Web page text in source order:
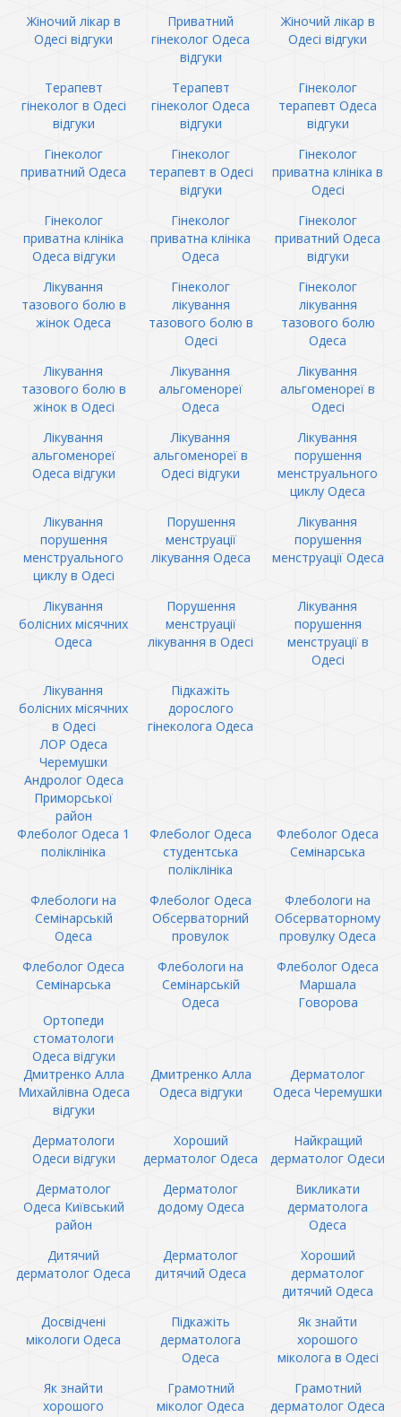
Жіночий лікар в
Одесі відгуки
Приватний
гінеколог Одеса
відгуки
Жіночий лікар в
Одесі відгуки
Терапевт
гінеколог в Одесі
відгуки
Терапевт
гінеколог Одеса
відгуки
Гінеколог
терапевт Одеса
відгуки
Гінеколог
приватний Одеса
Гінеколог
терапевт в Одесі
відгуки
Гінеколог
приватна клініка в
Одесі
Гінеколог
приватна клініка
Одеса відгуки
Гінеколог
приватна клініка
Одеса
Гінеколог
приватний Одеса
відгуки
Лікування
тазового болю в
жінок Одеса
Гінеколог
лікування
тазового болю в
Одесі
Гінеколог
лікування
тазового болю
Одеса
Лікування
тазового болю в
жінок в Одесі
Лікування
альгоменореї
Одеса
Лікування
альгоменореї в
Одесі
Лікування
альгоменореї
Одеса відгуки
Лікування
альгоменореї в
Одесі відгуки
Лікування
порушення
менструального
циклу Одеса
Лікування
порушення
менструального
циклу в Одесі
Порушення
менструації
лікування Одеса
Лікування
порушення
менструації Одеса
Лікування
болісних місячних
Одеса
Порушення
менструації
лікування в Одесі
Лікування
порушення
менструації в
Одесі
Лікування
болісних місячних
в Одесі
Підкажіть
дорослого
гінеколога Одеса
ЛОР Одеса
Черемушки
Андролог Одеса
Приморської
район
Флеболог Одеса 1
поліклініка
Флеболог Одеса
студентська
поліклініка
Флеболог Одеса
Семінарська
Флебологи на
Семінарській
Одеса
Флеболог Одеса
Обсерваторний
провулок
Флебологи на
Обсерваторному
провулку Одеса
Флеболог Одеса
Семінарська
Флебологи на
Семінарській
Одеса
Флеболог Одеса
Маршала
Говорова
Ортопеди
стоматологи
Одеса відгуки
Дмитренко Алла
Михайлівна Одеса
відгуки
Дмитренко Алла
Одеса відгуки
Дерматолог
Одеса Черемушки
Дерматологи
Одеси відгуки
Хороший
дерматолог Одеса
Найкращий
дерматолог Одеси
Дерматолог
Одеса Київський
район
Дерматолог
додому Одеса
Викликати
дерматолога
Одеса
Дитячий
дерматолог Одеса
Дерматолог
дитячий Одеса
Хороший
дерматолог
дитячий Одеса
Досвідчені
мікологи Одеса
Підкажіть
дерматолога
Одеса
Як знайти
хорошого
міколога в Одесі
Як знайти
хорошого
Грамотний
міколог Одеса
Грамотний
дерматолог Одеса